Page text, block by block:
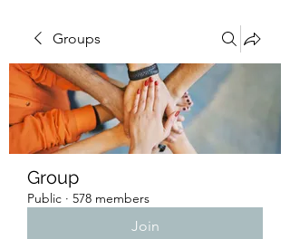
Groups
Group
Public · 578 members
Join